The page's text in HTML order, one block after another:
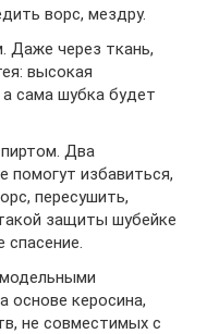
ворс, мездру.
Даже через ткань,
высокая
а сама шубка будет
Два
помогут избавиться,
пересушить,
защиты шубейке
спасение.
основе керосина,
не совместимых с